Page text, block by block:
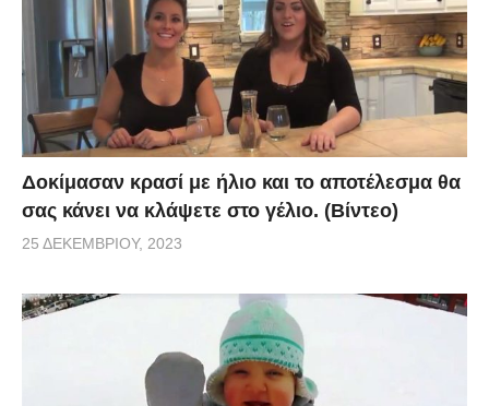
Δοκίμασαν κρασί με ήλιο και το αποτέλεσμα θα
σας κάνει να κλάψετε στο γέλιο. (Βίντεο)
25 ΔΕΚΕΜΒΡΊΟΥ, 2023